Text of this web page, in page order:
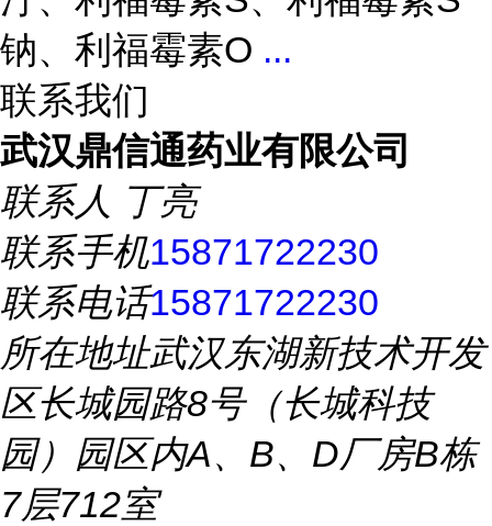
钠、利福霉素O ...
联系我们
武汉鼎信通药业有限公司
联系人 丁亮
联系手机15871722230
联系电话15871722230
所在地址武汉东湖新技术开发
区长城园路8号（长城科技
园）园区内A、B、D厂房B栋
7层712室